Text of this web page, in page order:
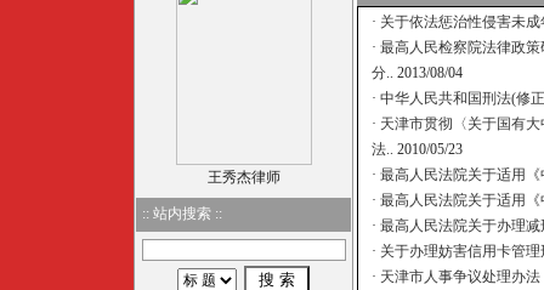
王秀杰律师
:: 站内搜索 ::
· 关于依法惩治性侵害未
· 最高人民检察院法律政
分.. 2013/08/04
· 中华人民共和国刑法(修
· 天津市贯彻〈关于国有
法.. 2010/05/23
· 最高人民法院关于适用
· 最高人民法院关于适用
· 最高人民法院关于办理
· 关于办理妨害信用卡管
· 天津市人事争议处理办法